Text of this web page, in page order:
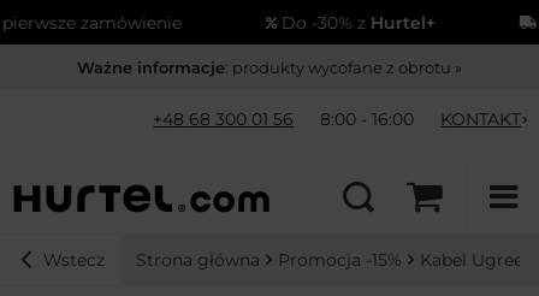
zamówienie Do -30% zHurtel+
Ważne informacje: produkty wycofane z obrotu »
+48 68 300 01 56 8:00 - 16:00 KONTAKT
Wstecz Strona główna Promocja -15% Kabel